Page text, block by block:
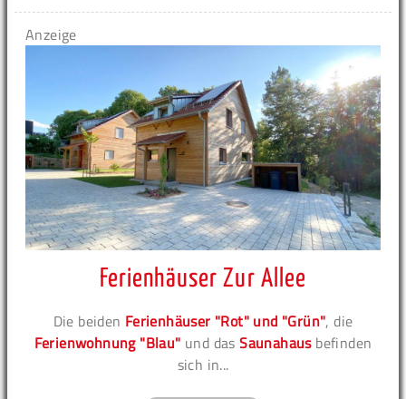
Anzeige
Ferienhäuser Zur Allee
Die beiden Ferienhäuser "Rot" und "Grün", die
Ferienwohnung "Blau" und dasSaunahausbefinden
sich in...